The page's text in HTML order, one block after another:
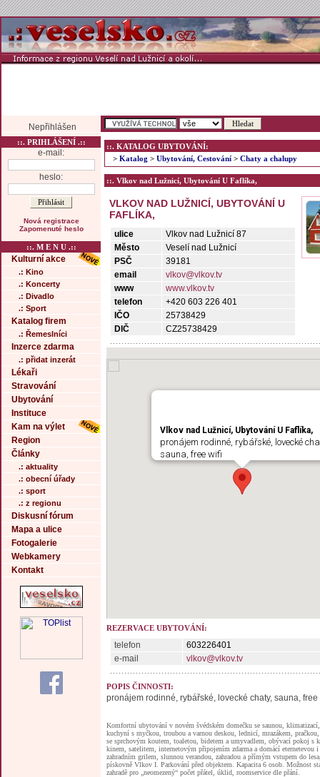
Nepřihlášen
::. PRIHLÁŠENÍ .::
e-mail:
heslo:
Nová registrace
Zapomenuté heslo
::. M E N U .::
Kulturní akce
.: Kino
.: Koncerty
.: Divadlo
.: Sport
Katalog firem
.: Řemeslníci
Inzerce zdarma
.: přidat inzerát
Lékaři
Stravování
Ubytování
Instituce
Kam na výlet
Region
Články
.: aktuality
.: obecní úřady
.: sport
.: z regionu
Diskusní fórum
Mapa a ulice
Fotogalerie
Webkamery
Kontakt
::. KATALOG UBYTOVÁNÍ:
> Katalog > Ubytování, Cestování > Chaty a chalupy
::. Vlkov nad Lužnicí, Ubytování U Faflíka,
VLKOV NAD LUŽNICÍ, UBYTOVÁNÍ U
FAFLÍKA,
ulice
Vlkov nad Lužnicí 87
Město
Veselí nad Lužnicí
PSČ
39181
email
vlkov@vlkov.tv
www
www.vlkov.tv
telefon
+420 603 226 401
IČO
25738429
DIČ
CZ25738429
Vlkov nad Lužnicí, Ubytování U Faflíka,
pronájem rodinné, rybářské, lovecké
sauna, free wifi
REZERVACE UBYTOVÁNÍ:
telefon
603226401
e-mail
vlkov@vlkov.tv
POPIS ČINNOSTI:
pronájem rodinné, rybářské, lovecké chaty, sauna, free
Komfortní ubytování v novém švédském domečku se saunou,
kuchyní s myčkou, troubou a varnou deskou, lednicí, mrazákem,
se sprchovým koutem, toaletou, bidetem a umyvadlem, obývací pokoj s
kinem, satelitem, internetovým připojením zdarma a domácí eternetevou
zahradním grilem, slunnou verandou, zahradou a přímým vstupem do
pískovně Vlkov I. Parkování před objektem. Kapacita 6 osob. Možnost
zahradě pro „neomezený“ počet přátel, úklid, roomservice dle přání.